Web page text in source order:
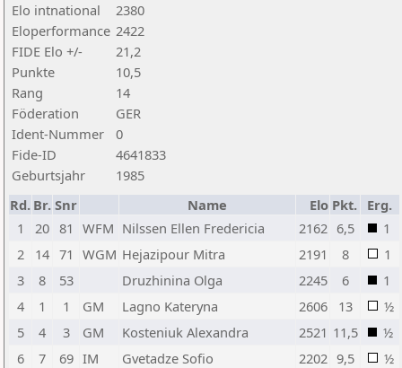
Elo intnational
2380
Eloperformance 2422
FIDE Elo +/-
21,2
Punkte
10,5
Rang
14
Föderation
GER
Ident-Nummer
0
Fide-ID
4641833
Geburtsjahr
1985
Rd. Br. Snr Name Elo Pkt. Erg.
1
20 81 WFM Nilssen Ellen Fredericia 2162 6,5
1
2
14 71 WGM Hejazipour Mitra 2191 8
1
3
8 53 Druzhinina Olga 2245 6
1
4
1 1 GM Lagno Kateryna 2606 13
½
5
4 3 GM Kosteniuk Alexandra 2521 11,5
½
6
7 69 IM Gvetadze Sofio 2202 9,5
½